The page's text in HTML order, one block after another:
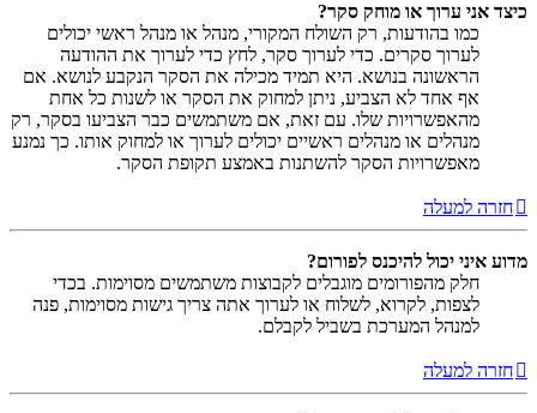
כיצד אני ערוך או מוחק סקר?
כמו בהודעות, רק השולח המקורי, מנהל או מנהל ראשי יכולים
לערוך סקרים. כדי לערוך סקר, לחץ כדי לערוך את ההודעה
הראשונה בנושא. היא תמיד מכילה את הסקר הנקבע לנושא. אם
אף אחד לא הצביע, ניתן למחוק את הסקר או לשנות כל אחת
מהאפשרויות שלו. עם זאת, אם משתמשים כבר הצביעו בסקר, רק
מנהלים או מנהלים ראשיים יכולים לערוך או למחוק אותו. כך נמנע
מאפשרויות הסקר להשתנות באמצע תקופת הסקר.
חזרה למעלה
מדוע איני יכול להיכנס לפורום?
חלק מהפורומים מוגבלים לקבוצות משתמשים מסוימות. בכדי
לצפות, לקרוא, לשלוח או לערוך אתה צריך גישות מסוימות, פנה
למנהל המערכת בשביל לקבלם.
חזרה למעלה